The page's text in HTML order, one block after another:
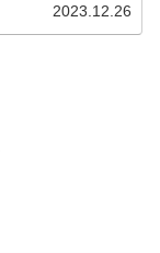
2023.12.26